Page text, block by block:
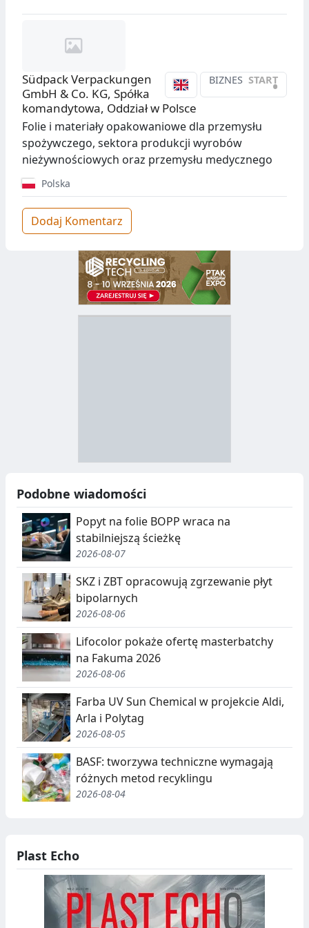
BIZNES START
•
Südpack Verpackungen
GmbH & Co. KG, Spółka
komandytowa, Oddział w Polsce
Folie i materiały opakowaniowe dla przemysłu
spożywczego, sektora produkcji wyrobów
nieżywnościowych oraz przemysłu medycznego
Polska
Dodaj Komentarz
N
I
E
,
S
E
G
R
E
G
A
C
J
A
,
C
Y
K
B
U
C
J
A
Podobne wiadomości
Popyt na folie BOPP wraca na
stabilniejszą ścieżkę
2026-08-07
SKZ i ZBT opracowują zgrzewanie płyt
bipolarnych
2026-08-06
Lifocolor pokaże ofertę masterbatchy
na Fakuma 2026
2026-08-06
Farba UV Sun Chemical w projekcie Aldi,
Arla i Polytag
2026-08-05
BASF: tworzywa techniczne wymagają
różnych metod recyklingu
2026-08-04
Plast Echo